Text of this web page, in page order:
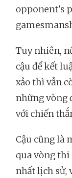
opponent's
Tuy nhiên,
cậu để kết
xảo thì vẫn
những vòng
với chiến
Cậu cũng là
qua vòng thi
nhất lịch sử,